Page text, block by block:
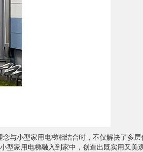
与小型家用电梯相结合时，不仅解决了多
家用电梯融入到家中，创造出既实用又美